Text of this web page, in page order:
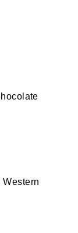
Western